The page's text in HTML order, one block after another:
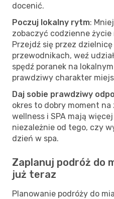
docenić.
Poczuj lokalny rytm:
zobaczyć codzienne życie
Przejdź się przez
przewodnikach, weź
spędź poranek na
prawdziwy charakter
Daj sobie prawdziwy
okres to dobry moment
wellness i SPA mają
niezależnie od tego, czy
dzień w spa.
Zaplanuj podróż do
już teraz
Planowanie podróży do